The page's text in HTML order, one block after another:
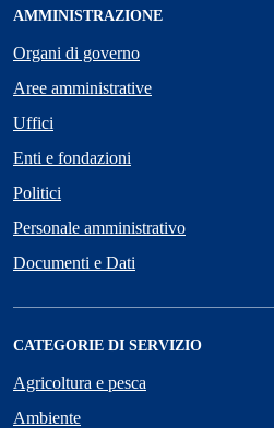
AMMINISTRAZIONE
Organi di governo
Aree amministrative
Uffici
Enti e fondazioni
Politici
Personale amministrativo
Documenti e Dati
CATEGORIE DI SERVIZIO
Agricoltura e pesca
Ambiente